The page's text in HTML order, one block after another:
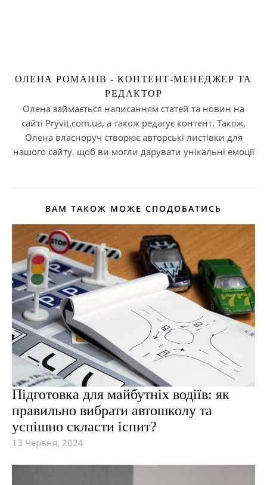
ОЛЕНА РОМАНІВ - КОНТЕНТ-МЕНЕДЖЕР ТА
РЕДАКТОР
Олена займається написанням статей та новин на
сайті Pryvit.com.ua, а також редагує контент. Також,
Олена власноруч створює авторські листівки для
нашого сайту, щоб ви могли дарувати унікальні емоції
ВАМ ТАКОЖ МОЖЕ СПОДОБАТИСЬ
Підготовка для майбутніх водіїв: як
правильно вибрати автошколу та
успішно скласти іспит?
13 Червня, 2024